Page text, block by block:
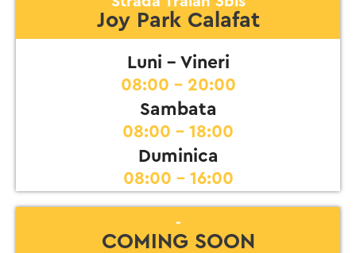
Joy Park Calafat
Luni - Vineri
08:00 - 20:00
Sambata
08:00 - 18:00
Duminica
08:00 - 16:00
-
COMING SOON